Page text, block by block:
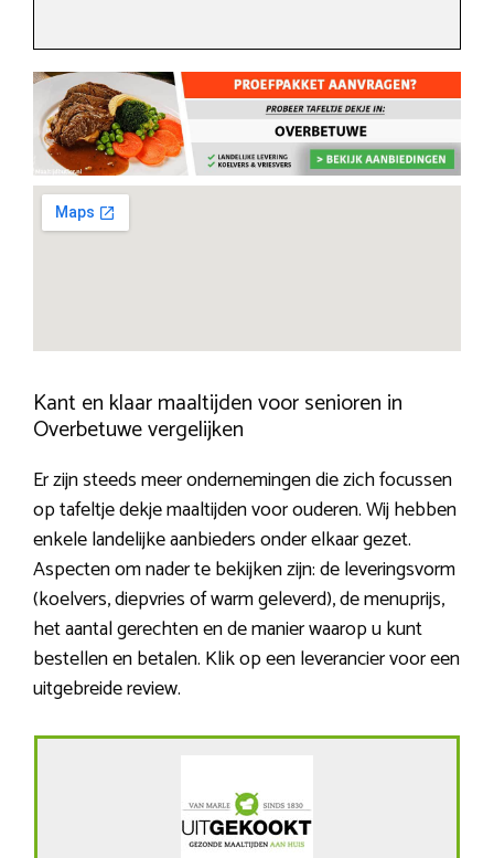
Kant en klaar maaltijden voor senioren in
Overbetuwe vergelijken
Er zijn steeds meer ondernemingen die zich focussen
op tafeltje dekje maaltijden voor ouderen. Wij hebben
enkele landelijke aanbieders onder elkaar gezet.
Aspecten om nader te bekijken zijn: de leveringsvorm
(koelvers, diepvries of warm geleverd), de menuprijs,
het aantal gerechten en de manier waarop u kunt
bestellen en betalen. Klik op een leverancier voor een
uitgebreide review.